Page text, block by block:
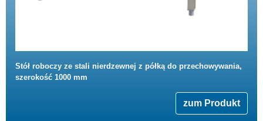
Stół roboczy ze stali nierdzewnej z półką do przechowywania,
szerokość 1000 mm
zum Produkt